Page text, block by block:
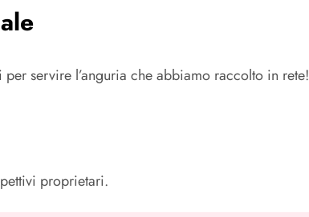
servire l’anguria che abbiamo raccolto in rete!
proprietari.